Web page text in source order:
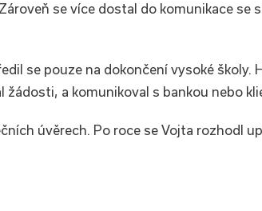
se více dostal do komunikace se
se pouze na dokončení vysoké školy.
a komunikoval s bankou nebo
úvěrech. Po roce se Vojta rozhodl